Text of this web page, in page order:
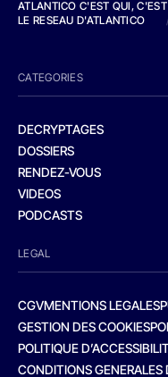
ATLANTICO C'EST QUI,
LE RESEAU D'ATLANTICO
CATEGORIES
DECRYPTAGES
DOSSIERS
RENDEZ-VOUS
VIDEOS
PODCASTS
LEGAL
CGVMENTIONS LEGALES
GESTION DES COOKIES
POLITIQUE
CONDITIONS GENERALES